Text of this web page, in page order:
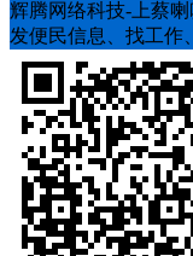
辉腾网络科技-上蔡喇
发便民信息、找工作